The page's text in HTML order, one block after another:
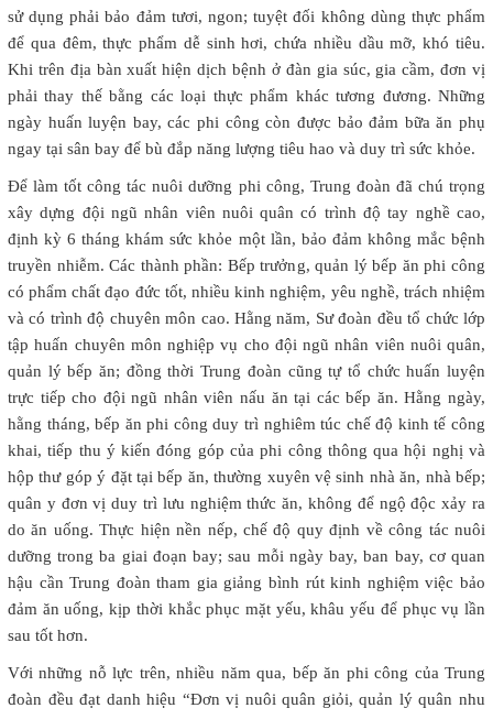
sử dụng phải bảo đảm tươi, ngon; tuyệt đối không dùng thực phẩm
để qua đêm, thực phẩm dễ sinh hơi, chứa nhiều dầu mỡ, khó tiêu.
Khi trên địa bàn xuất hiện dịch bệnh ở đàn gia súc, gia cầm, đơn vị
phải thay thế bằng các loại thực phẩm khác tương đương. Những
ngày huấn luyện bay, các phi công còn được bảo đảm bữa ăn phụ
ngay tại sân bay để bù đắp năng lượng tiêu hao và duy trì sức khỏe.
Để làm tốt công tác nuôi dưỡng phi công, Trung đoàn đã chú trọng
xây dựng đội ngũ nhân viên nuôi quân có trình độ tay nghề cao,
định kỳ 6 tháng khám sức khỏe một lần, bảo đảm không mắc bệnh
truyền nhiễm. Các thành phần: Bếp trưởng, quản lý bếp ăn phi công
có phẩm chất đạo đức tốt, nhiều kinh nghiệm, yêu nghề, trách nhiệm
và có trình độ chuyên môn cao. Hằng năm, Sư đoàn đều tổ chức lớp
tập huấn chuyên môn nghiệp vụ cho đội ngũ nhân viên nuôi quân,
quản lý bếp ăn; đồng thời Trung đoàn cũng tự tổ chức huấn luyện
trực tiếp cho đội ngũ nhân viên nấu ăn tại các bếp ăn. Hằng ngày,
hằng tháng, bếp ăn phi công duy trì nghiêm túc chế độ kinh tế công
khai, tiếp thu ý kiến đóng góp của phi công thông qua hội nghị và
hộp thư góp ý đặt tại bếp ăn, thường xuyên vệ sinh nhà ăn, nhà bếp;
quân y đơn vị duy trì lưu nghiệm thức ăn, không để ngộ độc xảy ra
do ăn uống. Thực hiện nền nếp, chế độ quy định về công tác nuôi
dưỡng trong ba giai đoạn bay; sau mỗi ngày bay, ban bay, cơ quan
hậu cần Trung đoàn tham gia giảng bình rút kinh nghiệm việc bảo
đảm ăn uống, kịp thời khắc phục mặt yếu, khâu yếu để phục vụ lần
sau tốt hơn.
Với những nỗ lực trên, nhiều năm qua, bếp ăn phi công của Trung
đoàn đều đạt danh hiệu “Đơn vị nuôi quân giỏi, quản lý quân nhu